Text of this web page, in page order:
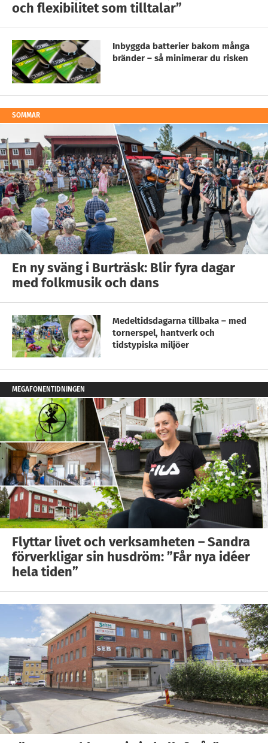
och flexibilitet som tilltalar”
Inbyggda batterier bakom många
bränder – så minimerar du risken
SOMMAR
En ny sväng i Burträsk: Blir fyra dagar
med folkmusik och dans
Medeltidsdagarna tillbaka – med
tornerspel, hantverk och
tidstypiska miljöer
MEGAFONENTIDNINGEN
Flyttar livet och verksamheten – Sandra
förverkligar sin husdröm: ”Får nya idéer
hela tiden”